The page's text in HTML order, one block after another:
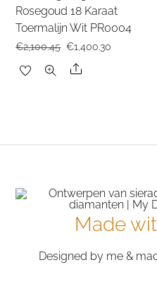
Rosegoud 18 Karaat
Toermalijn Wit PR0004
€2,100.45 Oorspronkelijke
prijs
€1,400.30
Share
Made
Designed by me &